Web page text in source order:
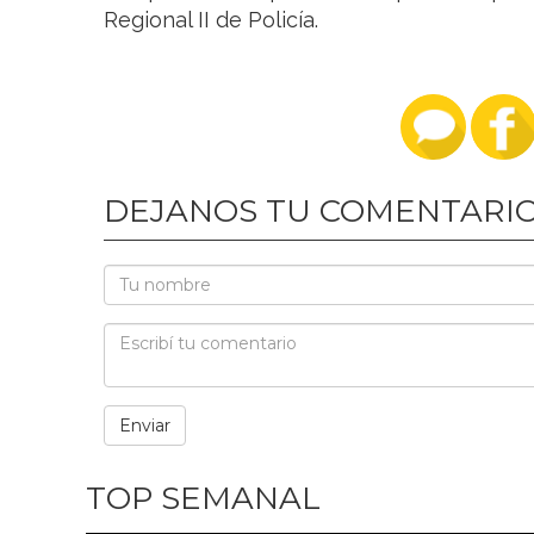
Regional II de Policía.
DEJANOS TU
TOP SEMANAL